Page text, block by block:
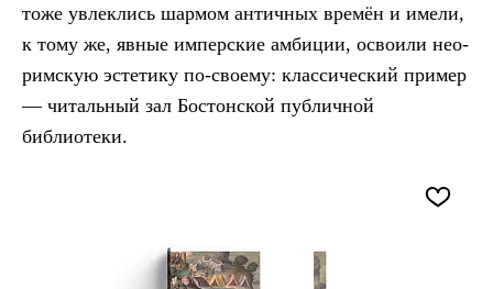
тоже увлеклись шармом античных времён и имели,
к тому же, явные имперские амбиции, освоили нео-
римскую эстетику по-своему: классический пример
— читальный зал Бостонской публичной
библиотеки.